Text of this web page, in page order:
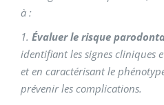
à :
1. Évaluer le risque
identifiantles signes cliniques
et en caractérisantle
prévenir les complications.